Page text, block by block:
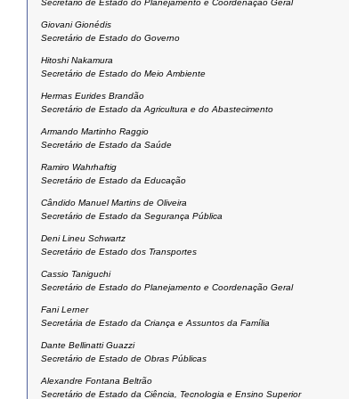
Secretário de Estado do Planejamento e Coordenação Geral
Giovani Gionédis
Secretário de Estado do Governo
Hitoshi Nakamura
Secretário de Estado do Meio Ambiente
Hermas Eurides Brandão
Secretário de Estado da Agricultura e do Abastecimento
Armando Martinho Raggio
Secretário de Estado da Saúde
Ramiro Wahrhaftig
Secretário de Estado da Educação
Cândido Manuel Martins de Oliveira
Secretário de Estado da Segurança Pública
Deni Lineu Schwartz
Secretário de Estado dos Transportes
Cassio Taniguchi
Secretário de Estado do Planejamento e Coordenação Geral
Fani Lerner
Secretária de Estado da Criança e Assuntos da Família
Dante Bellinatti Guazzi
Secretário de Estado de Obras Públicas
Alexandre Fontana Beltrão
Secretário de Estado da Ciência, Tecnologia e Ensino Superior